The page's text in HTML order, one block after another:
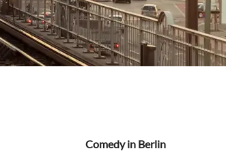
Comedyin Berlin